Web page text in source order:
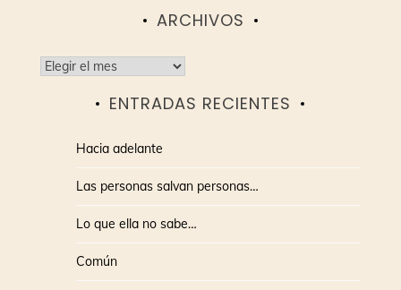
ARCHIVOS
Archivos
ENTRADAS RECIENTES
Hacia adelante
Las personas salvan personas…
Lo que ella no sabe…
Común